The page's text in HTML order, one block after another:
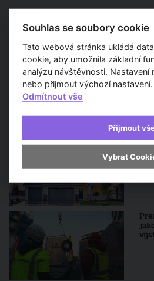
Další zprávy a
Souhlas se soubory cookie
Tato webová stránka ukládá
cookie, aby umožnila základní
analýzu návštěvnosti. Nastavení
nebo přijmout výchozí nastavení.
Odmítnout vše
Přijmout
Vybrat